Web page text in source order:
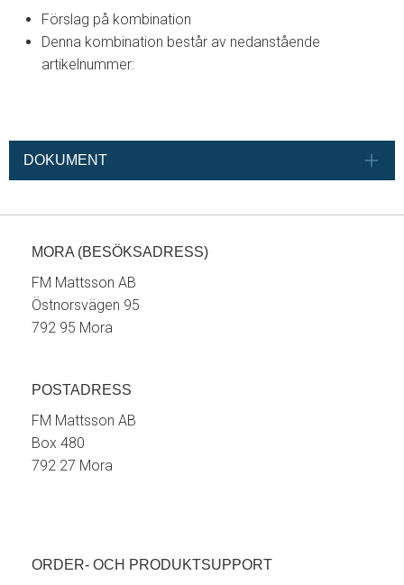
Förslag på kombination
Denna kombination består av nedanstående
artikelnummer:
DOKUMENT
MORA (BESÖKSADRESS)
FM Mattsson AB
Östnorsvägen 95
792 95 Mora
POSTADRESS
FM Mattsson AB
Box 480
792 27 Mora
ORDER- OCH PRODUKTSUPPORT